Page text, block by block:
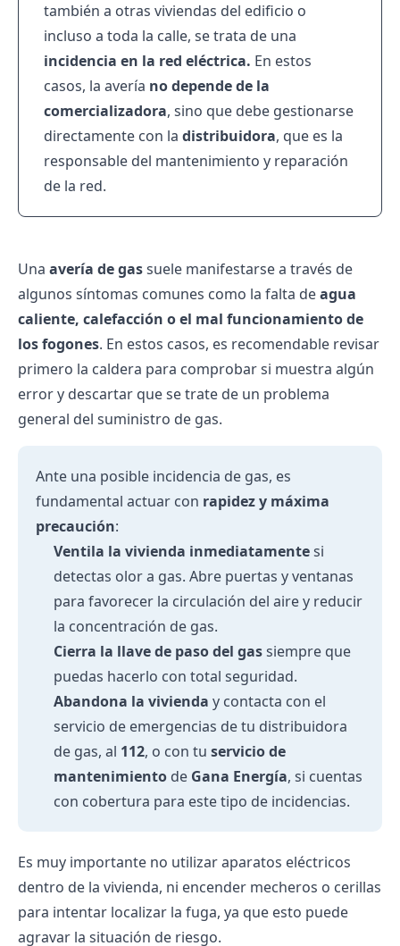
también a otras viviendas del edificio o
incluso a toda la calle, se trata de una
incidencia en la red eléctrica. En estos
casos, la avería no depende de la
comercializadora, sino que debe gestionarse
directamente con la distribuidora, que es la
responsable del mantenimiento y reparación
de la red.
Una avería de gassuele manifestarse a través de
algunos síntomas comunes como la falta deagua
caliente, calefacción o el mal funcionamiento de
los fogones. En estos casos, es recomendable revisar
primero la caldera para comprobar si muestra algún
error y descartar que se trate de un problema
general del suministro de gas.
Ante una posible incidencia de gas, es
fundamental actuar con rapidez y máxima
precaución:
Ventila la vivienda inmediatamentesi
detectas olor a gas. Abre puertas y ventanas
para favorecer la circulación del aire y reducir
la concentración de gas.
Cierra la llave de paso del gassiempre que
puedas hacerlo con total seguridad.
Abandona la vivienda y contacta con el
servicio de emergencias de tu distribuidora
de gas, al 112, o con tu servicio de
mantenimiento de Gana Energía, si cuentas
con cobertura para este tipo de incidencias.
Es muy importante no utilizar aparatos eléctricos
dentro de la vivienda, ni encender mecheros o cerillas
para intentar localizar la fuga, ya que esto puede
agravar la situación de riesgo.